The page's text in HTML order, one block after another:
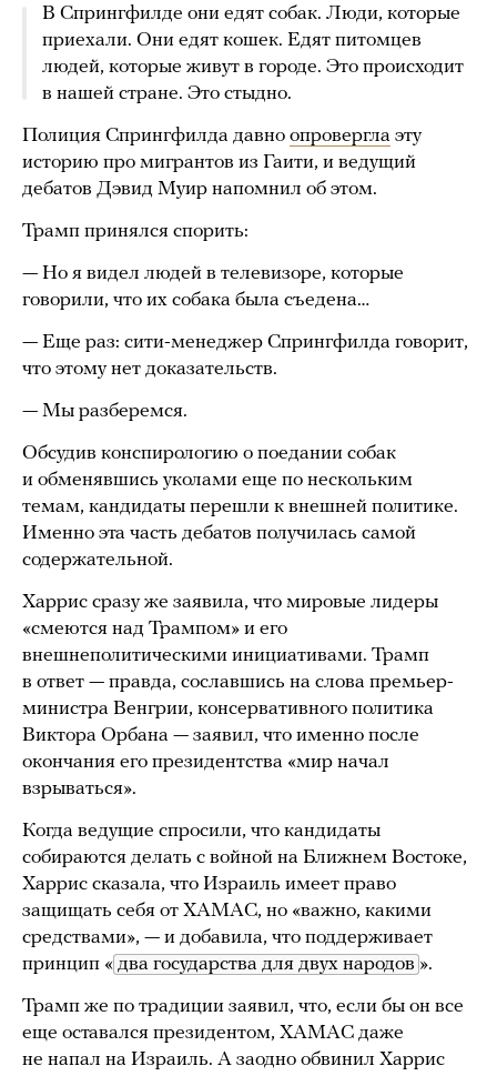
В Спрингфилде они едят собак. Люди, которые
приехали. Они едят кошек. Едят питомцев
людей, которые живут в городе. Это происходит
в нашей стране. Это стыдно.
Полиция Спрингфилда давно опровергла эту
историю про мигрантов из Гаити, и ведущий
дебатов Дэвид Муир напомнил об этом.
Трамп принялся спорить:
— Но я видел людей в телевизоре, которые
говорили, что их собака была съедена…
— Еще раз: сити-менеджер Спрингфилда говорит,
что этому нет доказательств.
— Мы разберемся.
Обсудив конспирологию о поедании собак
и обменявшись уколами еще по нескольким
темам, кандидаты перешли к внешней политике.
Именно эта часть дебатов получилась самой
содержательной.
Харрис сразу же заявила, что мировые лидеры
«смеются над Трампом» и его
внешнеполитическими инициативами. Трамп
в ответ — правда, сославшись на слова премьер-
министра Венгрии, консервативного политика
Виктора Орбана — заявил, что именно после
окончания его президентства «мир начал
взрываться».
Когда ведущие спросили, что кандидаты
собираются делать с войной на Ближнем Востоке,
Харрис сказала, что Израиль имеет право
защищать себя от ХАМАС, но «важно, какими
средствами», — и добавила, что поддерживает
принцип « два государства для двух народов ».
Трамп же по традиции заявил, что, если бы он все
еще оставался президентом, ХАМАС даже
не напал на Израиль. А заодно обвинил Харрис